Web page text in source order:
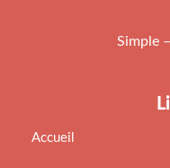
Simple
Accueil